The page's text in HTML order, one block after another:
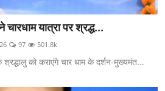
चारधाम यात्रा पर श्रद्ध...
97 501.8k
को कराएंगे चार धाम के दर्शन-मुख्यमंत...